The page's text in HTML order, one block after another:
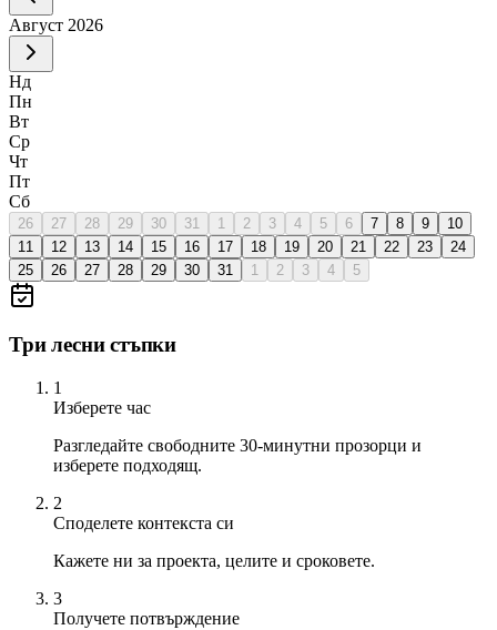
Август 2026
Нд
Пн
Вт
Ср
Чт
Пт
Сб
26 27 28 29 30 31 1 2 3 4 5 6 7 8 9
10
11
12 13 14 15 16 17 18 19 20 21 22 23
24
25
26 27 28 29 30 31 1 2 3 4 5
Три лесни стъпки
1
Изберете час
Разгледайте свободните 30-минутни прозорци и
изберете подходящ.
2
Споделете контекста си
Кажете ни за проекта, целите и сроковете.
3
Получете потвърждение